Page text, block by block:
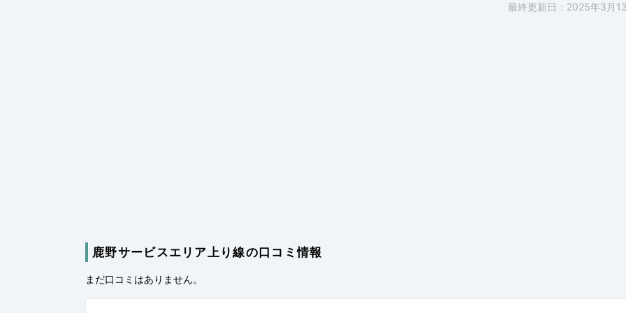
最終更新日：2025年3月
鹿野サービスエリア上り線の口コミ情報
まだ口コミはありません。